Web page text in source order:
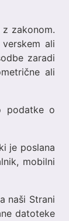
zakonom.
ali
zaradi
ali
podatke o
je poslana
mobilni
naši Strani
datoteke